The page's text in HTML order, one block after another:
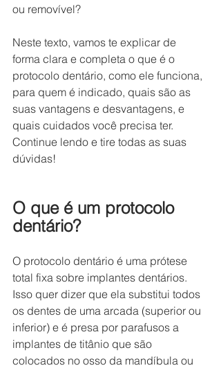
ou removível?
Neste texto, vamos te explicar de
forma clara e completa o que é o
protocolo dentário, como ele funciona,
para quem é indicado, quais são as
suas vantagens e desvantagens, e
quais cuidados você precisa ter.
Continue lendo e tire todas as suas
dúvidas!
O que é um protocolo
dentário?
O protocolo dentário é uma prótese
total fixa sobre implantes dentários.
Isso quer dizer que ela substitui todos
os dentes de uma arcada (superior ou
inferior) e é presa por parafusos a
implantes de titânio que são
colocados no osso da mandíbula ou